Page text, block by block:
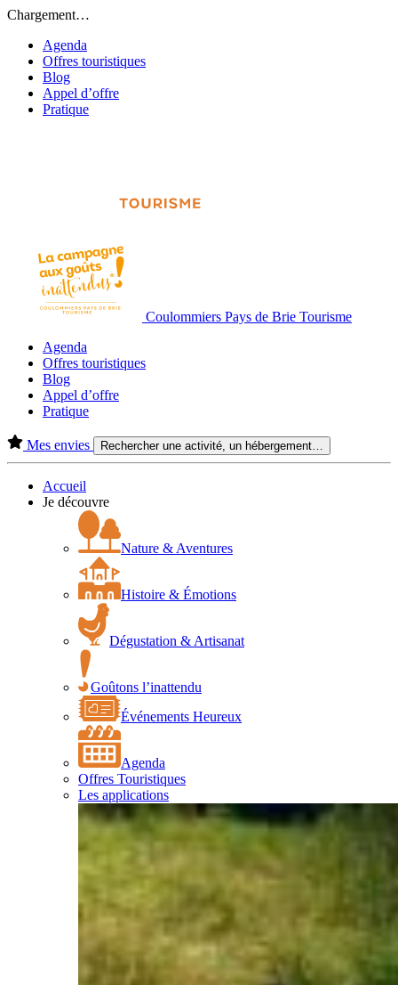
Chargement…
Agenda
Offres touristiques
Blog
Appel d’offre
Pratique
Coulommiers Pays de Brie Tourisme
Agenda
Offres touristiques
Blog
Appel d’offre
Pratique
Mes envies Rechercher une activité, un hébergement…
Accueil
Je découvre
Nature & Aventures
Histoire & Émotions
Dégustation & Artisanat
Goûtons l’inattendu
Événements Heureux
Agenda
Offres Touristiques
Les applications